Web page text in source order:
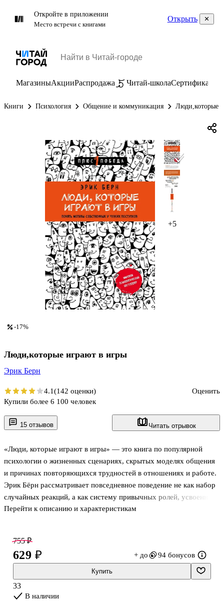
Откройте в приложении
Место встречи с книгами
Открыть
МагазиныАкцииРаспродажа Читай-школаСертификаты
Книги Психология Общение и коммуникация Люди,которые
+5
15 отзывов Читать отрывок
«Люди, которые играют в игры» — это книга по популярной
психологии о жизненных сценариях, скрытых моделях общения
и причинах повторяющихся трудностей в отношениях и работе.
Эрик Бёрн рассматривает повседневное поведение не как набор
случайных реакций, а как систему привычных ролей, усвоенных
ещё в детстве. Издание помогает понять, почему человек снова
Книга особенно подойдёт тем, кто ищет ясный разговор о
психологии отношений, самоощущении и внутренних
установках без академической перегрузки.
О чём эта книга
Перейти к описанию и характеристикам
-17%
Люди,которые играют в игры
Эрик Берн
4.1(142 оценки)
Оценить
Купили более 6 100 человек
755 ₽
629 ₽ + до 94 бонусов
Купить
33
В наличии